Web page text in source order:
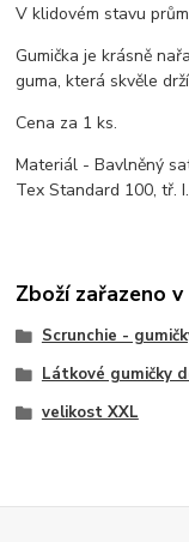
V klidovém stavu
Gumička je krásně
guma, která skvěle
Cena za 1 ks.
Materiál - Bavlněný
Tex Standard 100, tř. I.
Zboží zařazeno
Scrunchie -
Látkové gumičky
velikost XXL